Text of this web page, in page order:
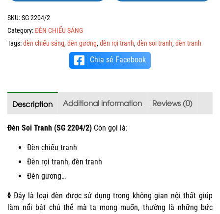
SKU:SG 2204/2
Category:ĐÈN CHIẾU SÁNG
Tags:đèn chiếu sáng, đèn gương, đèn rọi tranh, đèn soi tranh, đèn tranh
Chia sẻ Facebook
Description Additional information Reviews (0)
Đèn Soi Tranh (SG 2204/2) Còn gọi là:
Đèn chiếu tranh
Đèn rọi tranh, đèn tranh
Đèn gương…
◊ Đây là loại đèn được sử dụng trong không gian nội thất giúp
làm nổi bật chủ thể mà ta mong muốn, thường là những bức